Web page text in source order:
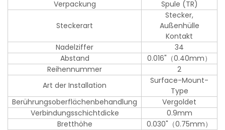
Verpackung
Spule (TR)
Steckerart
Stecker,
Außenhülle
Kontakt
Nadelziffer
34
Abstand
0.016"（0.40mm）
Reihennummer
2
Art der Installation
Surface-Mount-
Type
Berührungsoberflächenbehandlung
Vergoldet
Verbindungsschichtdicke
0.9mm
Bretthöhe
0.030"（0.75mm）